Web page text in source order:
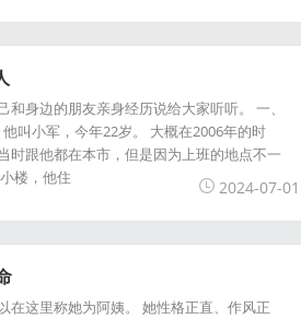
身边的朋友亲身经历说给大家听听。 一、
叫小军，今年22岁。 大概在2006年的时
时跟他都在本市，但是因为上班的地点不一
楼，他住
2024-07-01
在这里称她为阿姨。 她性格正直、作风正